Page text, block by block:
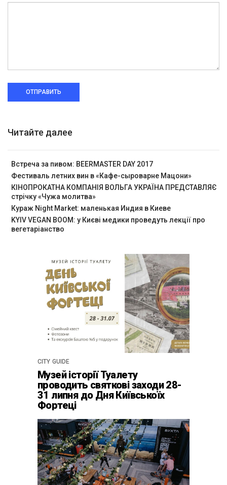
ОТПРАВИТЬ
Читайте далее
Встреча за пивом: BEERMASTER DAY 2017
Фестиваль летних вин в «Кафе-сыроварне Мацони»
КІНОПРОКАТНА КОМПАНІЯ ВОЛЬГА УКРАЇНА ПРЕДСТАВЛЯЄ
стрічку «Чужа молитва»
Кураж Night Market: маленькая Индия в Киеве
KYIV VEGAN BOOM: у Києві медики проведуть лекції про
вегетаріанство
CITY GUIDE
Музей історії Туалету
проводить святкові заходи 28-
31 липня до Дня Київськоїх
Фортеці